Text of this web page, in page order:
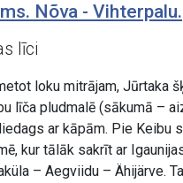
Nõva - Vihterpalu.
līci
loku mitrājam, Jūrtaka
līča pludmalē (sākumā –
ar kāpām. Pie Keibu
kur tālāk sakrīt ar
– Aegviidu – Ähijärve.